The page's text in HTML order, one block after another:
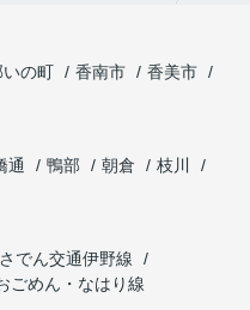
の町 香南市
香美市
通 鴨部 朝倉
枝川
でん交通伊野線
ごめん・なはり線